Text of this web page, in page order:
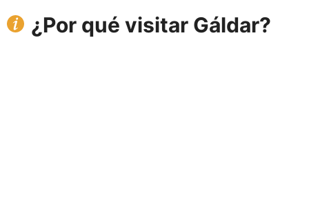
¿Por qué visitar Gáldar?